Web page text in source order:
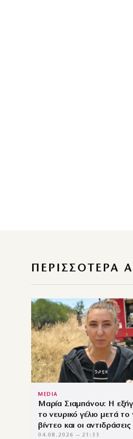
ΠΕΡΙΣΣΌΤΕΡΑ
MEDIA
Μαρία Σιαμπάνου: Η
το νευρικό γέλιο μετά το
βίντεο και οι αντιδράσεις
04.08.2026 — 21:33